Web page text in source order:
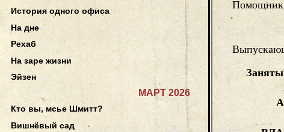
Помощник
История одного офиса
На дне
Рехаб
На заре жизни
Эйзен
МАРТ 2026
Кто вы, мсье Шмитт?
Вишнёвый сад